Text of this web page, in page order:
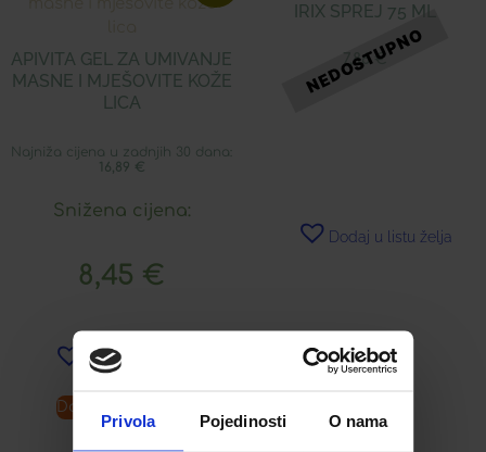
Privola Pojedinosti O nama
APIVITA GEL ZA UMIVANJE
MASNE I MJEŠOVITE KOŽE
LICA
Najniža cijena u zadnjih 30 dana:
16,89 €
Snižena cijena:
8,45 €
Dodaj u listu želja
Dodaj u košaricu
IRIX SPREJ 75 ML
7,86€
Dodaj u listu želja